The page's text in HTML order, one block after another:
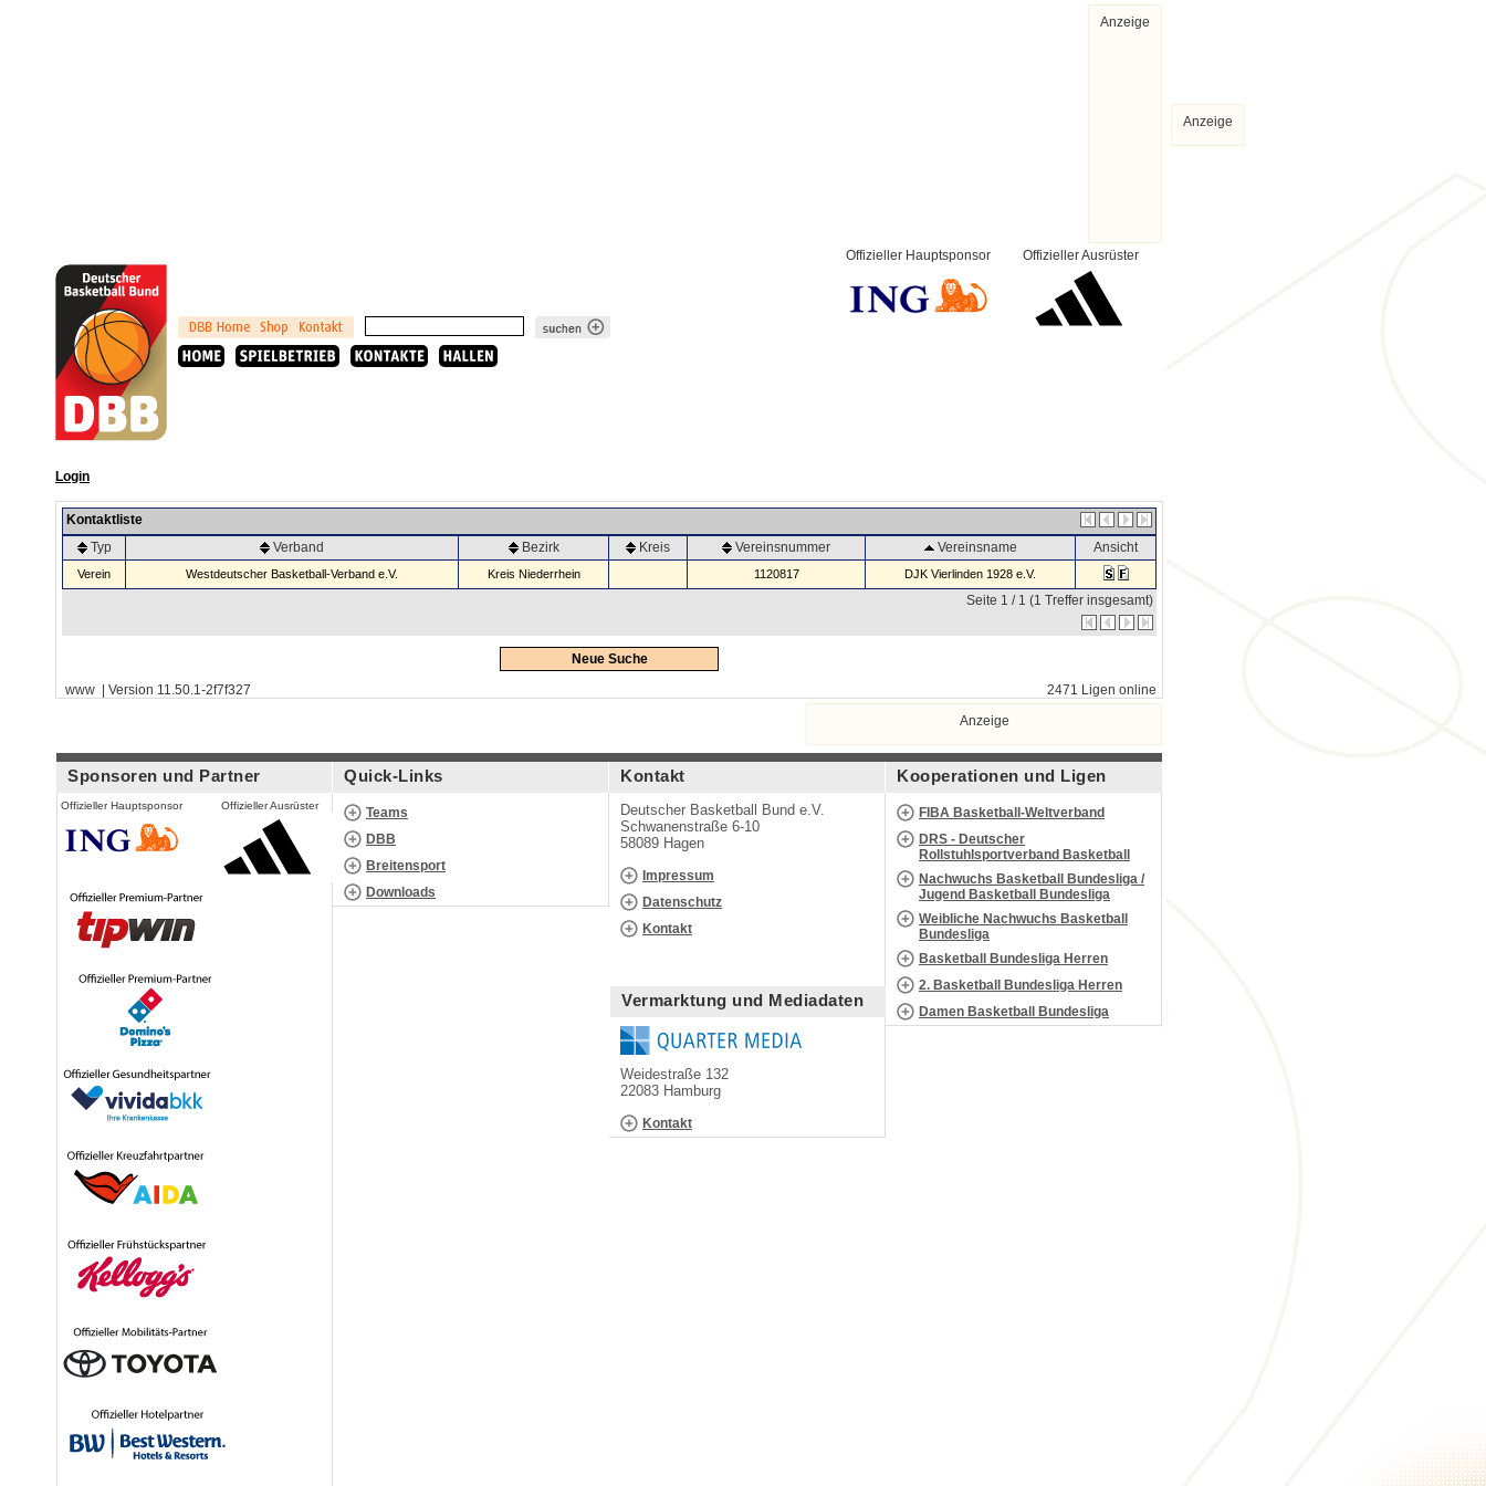
Anzeige
Offizieller Ausrüster
Offizieller Hauptsponsor
Login
Kontaktliste
Typ
Verband Bezirk Kreis Vereinsnummer Vereinsname Ansicht
Verein Westdeutscher Basketball-Verband e.V. Kreis Niederrhein 1120817 DJK Vierlinden 1928 e.V.
Seite 1 / 1 (1 Treffer insgesamt)
Neue Suche
www | Version 11.50.1-2f7f327
2471 Ligen online
Anzeige
Sponsoren und Partner
Offizieller Hauptsponsor Offizieller Ausrüster
Quick-Links
Teams
DBB
Breitensport
Downloads
Kontakt
Deutscher Basketball Bund e.V.
Schwanenstraße 6-10
58089 Hagen
Impressum
Datenschutz
Kontakt
Vermarktung und Mediadaten
Weidestraße 132
22083 Hamburg
Kontakt
Kooperationen und Ligen
FIBA Basketball-Weltverband
DRS - Deutscher
Rollstuhlsportverband Basketball
Nachwuchs Basketball Bundesliga /
Jugend Basketball Bundesliga
Weibliche Nachwuchs Basketball
Bundesliga
Basketball Bundesliga Herren
2. Basketball Bundesliga Herren
Damen Basketball Bundesliga
Anzeige